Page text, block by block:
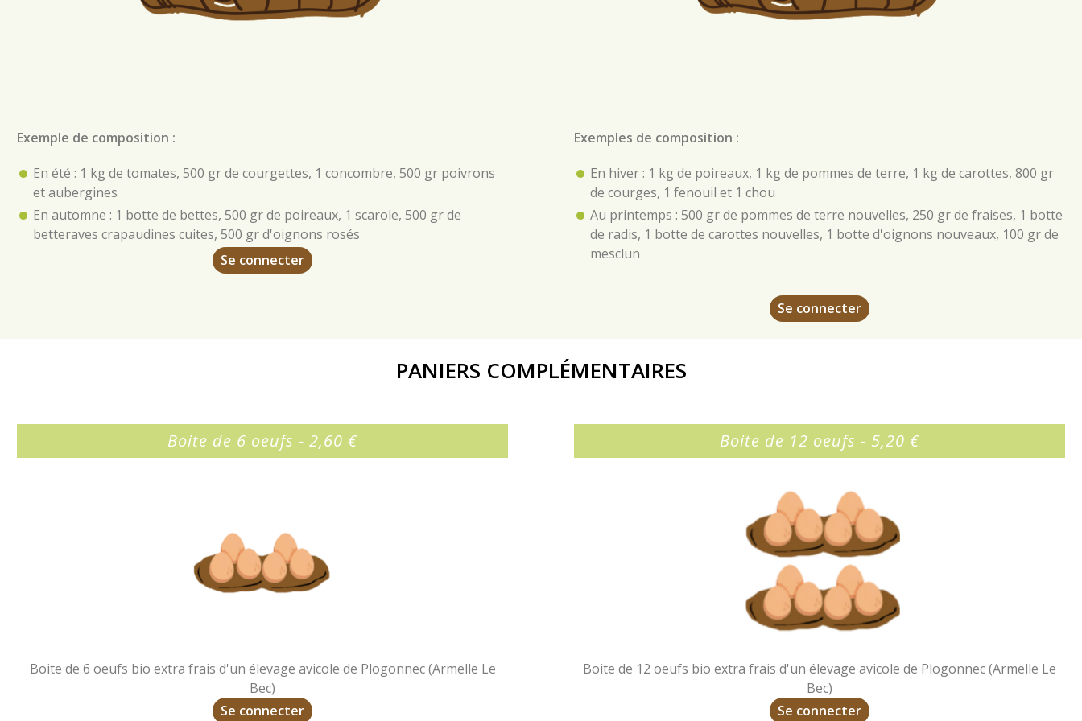
Exemple de composition :
En été : 1 kg de tomates, 500 gr de courgettes, 1 concombre, 500 gr poivrons
et aubergines
En automne : 1 botte de bettes, 500 gr de poireaux, 1 scarole, 500 gr de
betteraves crapaudines cuites, 500 gr d'oignons rosés
Se connecter
Exemples de composition :
En hiver : 1 kg de poireaux, 1 kg de pommes de terre, 1 kg de carottes, 800 gr
de courges, 1 fenouil et 1 chou
Au printemps : 500 gr de pommes de terre nouvelles, 250 gr de fraises, 1 botte
de radis, 1 botte de carottes nouvelles, 1 botte d'oignons nouveaux, 100 gr de
mesclun
Se connecter
PANIERS COMPLÉMENTAIRES
Boite de 6 oeufs - 2,60 €
Boite de 6 oeufs bio extra frais d'un élevage avicole de Plogonnec (Armelle Le
Bec)
Se connecter
Boite de 12 oeufs - 5,20 €
Boite de 12 oeufs bio extra frais d'un élevage avicole de Plogonnec (Armelle Le
Bec)
Se connecter